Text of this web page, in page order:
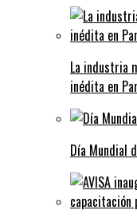
La industria
inédita en
Día Mundial